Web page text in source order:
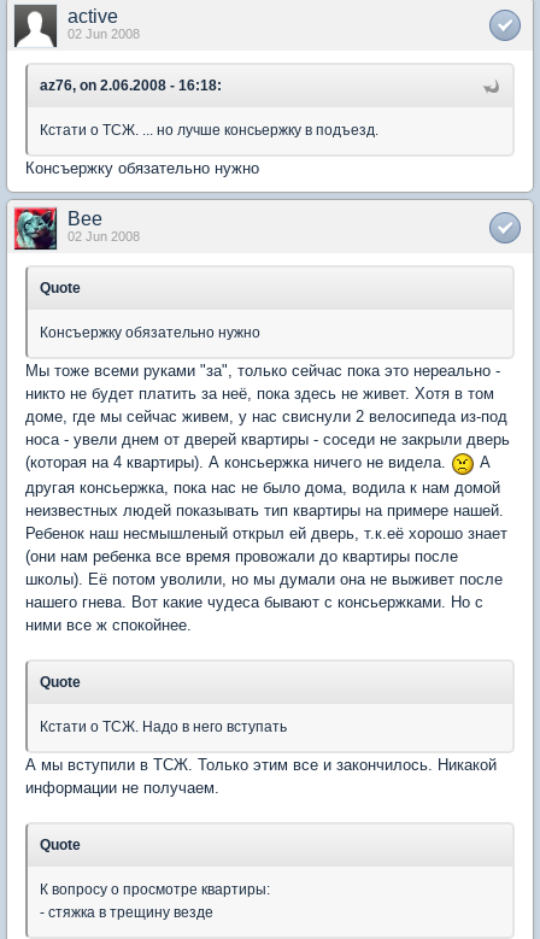
active
02 Jun 2008
az76, on 2.06.2008 - 16:18:
Кстати о ТСЖ. ... но лучше консьержку в подъезд.
Консъержку обязательно нужно
Bee
02 Jun 2008
Quote
Консъержку обязательно нужно
Мы тоже всеми руками "за", только сейчас пока это нереально -
никто не будет платить за неё, пока здесь не живет. Хотя в том
доме, где мы сейчас живем, у нас свиснули 2 велосипеда из-под
носа - увели днем от дверей квартиры - соседи не закрыли дверь
(которая на 4 квартиры). А консьержка ничего не видела.
А
другая консьержка, пока нас не было дома, водила к нам домой
неизвестных людей показывать тип квартиры на примере нашей.
Ребенок наш несмышленый открыл ей дверь, т.к.её хорошо знает
(они нам ребенка все время провожали до квартиры после
школы). Её потом уволили, но мы думали она не выживет после
нашего гнева. Вот какие чудеса бывают с консьержками. Но с
ними все ж спокойнее.
Quote
Кстати о ТСЖ. Надо в него вступать
А мы вступили в ТСЖ. Только этим все и закончилось. Никакой
информации не получаем.
Quote
К вопросу о просмотре квартиры:
- стяжка в трещину везде